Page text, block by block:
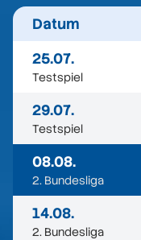
Datum
25.07.
Testspiel
29.07.
Testspiel
08.08.
2. Bundesliga
14.08.
2. Bundesliga